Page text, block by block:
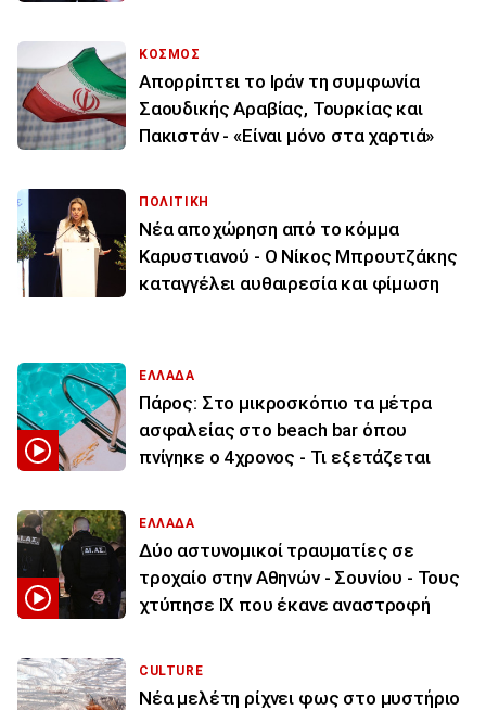
ΚΟΣΜΟΣ
Απορρίπτει το Ιράν τη συμφωνία
Σαουδικής Αραβίας, Τουρκίας και
Πακιστάν - «Είναι μόνο στα χαρτιά»
ΠΟΛΙΤΙΚΗ
Νέα αποχώρηση από το κόμμα
Καρυστιανού - Ο Νίκος Μπρουτζάκης
καταγγέλει αυθαιρεσία και φίμωση
ΕΛΛΑΔΑ
Πάρος: Στο μικροσκόπιο τα μέτρα
ασφαλείας στο beach bar όπου
πνίγηκε ο 4χρονος - Τι εξετάζεται
ΕΛΛΑΔΑ
Δύο αστυνομικοί τραυματίες σε
τροχαίο στην Αθηνών - Σουνίου - Τους
χτύπησε ΙΧ που έκανε αναστροφή
CULTURE
Νέα μελέτη ρίχνει φως στο μυστήριο